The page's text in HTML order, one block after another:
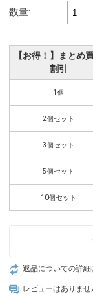
数量:
【お得！】まとめ
割引
1個
2個セット
3個セット
5個セット
10個セット
返品についての詳細
レビューはありませ